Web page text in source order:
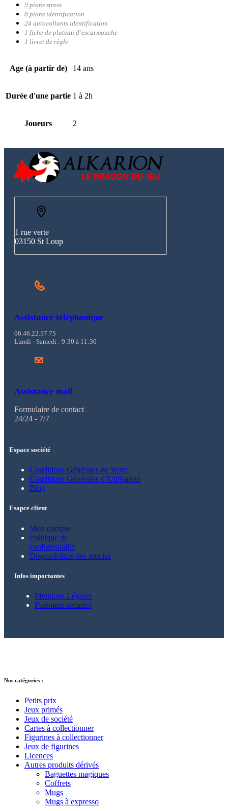
9 pions stress
8 pions identification
24 autocollants identification
1 fiche de plateau d’escarmouche
1 livret de règle
Age (à partir de) 14 ans
Durée d'une partie 1 à 2h
Joueurs 2
1 rue verte
03150 St Loup
Assistance téléphonique
06.46.22.57.75
Lundi - Samedi : 9:30 à 11:30
Assistance mail
Formulaire de contact
24/24 - 7/7
Espace société
Conditions Générales de Vente
Conditions Générales d’Utilisation
Blog
Esapce client
Mon compte
Politique de
confidentialité
Disponibilités des articles
Infos importantes
Mentions Légales
Paiement securisé
Nos catégories :
Petits prix
Jeux primés
Jeux de société
Cartes à collectionner
Figurines à collectionner
Jeux de figurines
Licences
Autres produits dérivés
Baguettes magiques
Coffrets
Mugs
Mugs à expresso